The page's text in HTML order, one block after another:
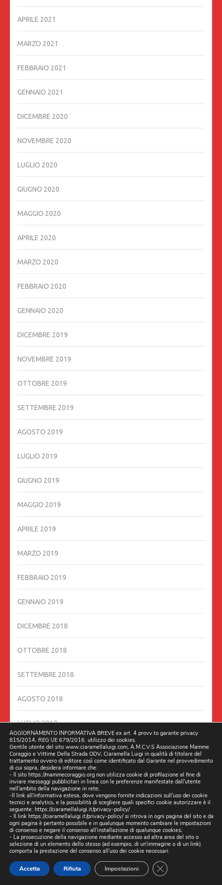
APRILE 2021
MARZO 2021
FEBBRAIO 2021
GENNAIO 2021
DICEMBRE 2020
NOVEMBRE 2020
LUGLIO 2020
GIUGNO 2020
MAGGIO 2020
APRILE 2020
MARZO 2020
FEBBRAIO 2020
GENNAIO 2020
DICEMBRE 2019
NOVEMBRE 2019
OTTOBRE 2019
SETTEMBRE 2019
AGOSTO 2019
LUGLIO 2019
GIUGNO 2019
MAGGIO 2019
APRILE 2019
MARZO 2019
FEBBRAIO 2019
GENNAIO 2019
DICEMBRE 2018
OTTOBRE 2018
SETTEMBRE 2018
AGOSTO 2018
LUGLIO 2018
GIUGNO 2018
GIUGNO 2016
MAGGIO 2016
DICEMBRE 201
RECENT POSTS
DOPO GLI ESPOSTI, (ARRIVANO LE ISPEZIONI), DAL
AGGIORNAMENTO INFORMATIVA BREVE ex art. 4 provv.to garante privacy
815/2014, REG UE 679/2016. utilizzo dei cookies.
Gentile utente del sito www.ciaramellaluigi.com, A.M.C.V.S Associazione Mamme
Coraggio e Vittime Della Strada ODV, Ciaramella Luigi in qualità di titolare del
trattamento ovvero di editore così come identificato dal Garante nel provvedimento
di cui sopra, desidera informare che:
- Il sito https://mammecoraggio.org non utilizza cookie di profilazione al fine di
inviare messaggi pubblicitari in linea con le preferenze manifestate dall'utente
nell'ambito della navigazione in rete;
-Il link all'informativa estesa, dove vengono fornite indicazioni sull'uso dei cookie
tecnici e analytics, e la possibilità di scegliere quali specifici cookie autorizzare è il
seguente: https://ciaramellaluigi.it/privacy-policy/
- Il link https://ciaramellaluigi.it/privacy-policy/si ritrova in ogni pagina del sito e da
ogni pagina è pertanto possibile e in qualunque momento cambiare le impostazioni
di consenso e negare il consenso all'installazione di qualunque cookies;
- La prosecuzione della navigazione mediante accesso ad altra area del sito o
selezione di un elemento dello stesso (ad esempio, di un'immagine o di un link)
comporta la prestazione del consenso all'uso dei cookie necessari.
Accetta Rifiuta Impostazioni CLOSE GDPR